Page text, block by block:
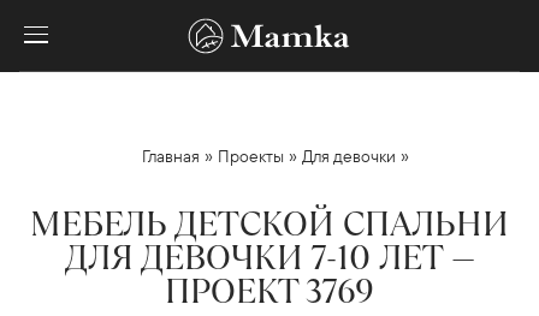
Главная » Проекты » Для девочки »
МЕБЕЛЬ ДЕТСКОЙ СПАЛЬНИ
ДЛЯ ДЕВОЧКИ 7-10 ЛЕТ —
ПРОЕКТ 3769